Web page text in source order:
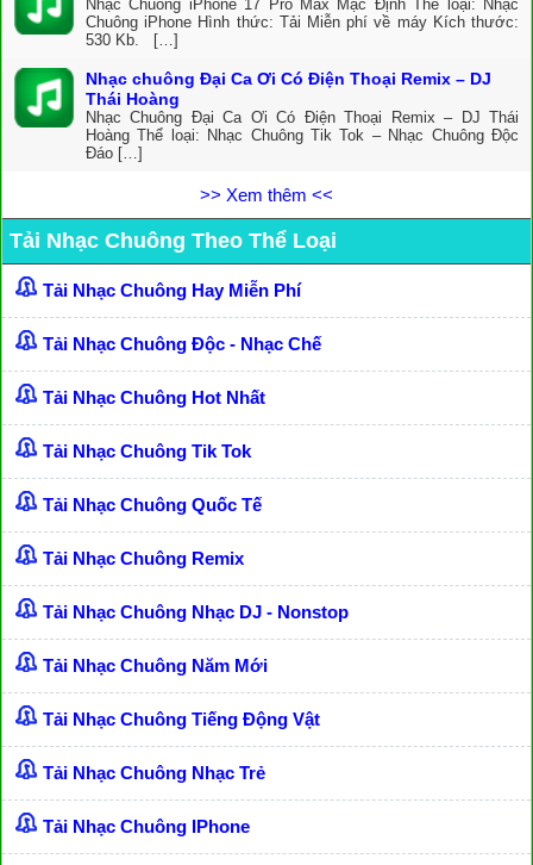
Nhạc Chuông iPhone 17 Pro Max Mặc Định Thể loại: Nhạc
Chuông iPhone Hình thức: Tải Miễn phí về máy Kích thước:
530 Kb. […]
Nhạc chuông Đại Ca Ơi Có Điện Thoại Remix – DJ
Thái Hoàng
Nhạc Chuông Đại Ca Ơi Có Điện Thoại Remix – DJ Thái
Hoàng Thể loại: Nhạc Chuông Tik Tok – Nhạc Chuông Độc
Đáo […]
>> Xem thêm <<
Tải Nhạc Chuông Theo Thể Loại
Tải Nhạc Chuông Hay Miễn Phí
Tải Nhạc Chuông Độc - Nhạc Chế
Tải Nhạc Chuông Hot Nhất
Tải Nhạc Chuông Tik Tok
Tải Nhạc Chuông Quốc Tế
Tải Nhạc Chuông Remix
Tải Nhạc Chuông Nhạc DJ - Nonstop
Tải Nhạc Chuông Năm Mới
Tải Nhạc Chuông Tiếng Động Vật
Tải Nhạc Chuông Nhạc Trẻ
Tải Nhạc Chuông IPhone